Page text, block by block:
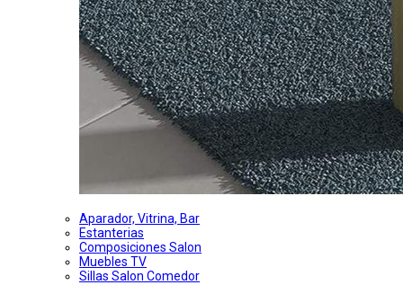
Aparador, Vitrina, Bar
Estanterias
Composiciones Salon
Muebles TV
Sillas Salon Comedor